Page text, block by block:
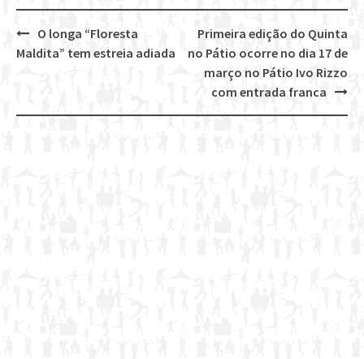
Post
Primeira edição do Quinta
no Pátio ocorre no dia 17 de
março no Pátio Ivo Rizzo
com entrada franca
O longa “Floresta
Maldita” tem estreia adiada